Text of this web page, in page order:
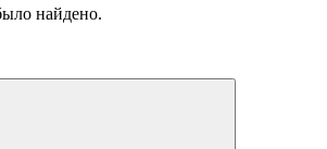
найдено.